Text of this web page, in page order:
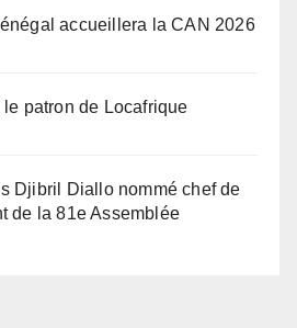
accueillera la CAN 2026
patron de Locafrique
Djibril Diallo nommé chef de
de la 81e Assemblée